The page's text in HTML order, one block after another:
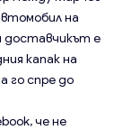
на
доставчикът е
капак на
го спре до
че не